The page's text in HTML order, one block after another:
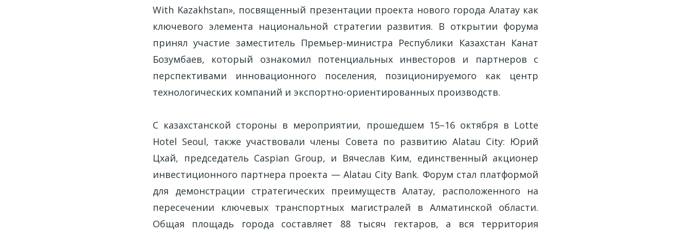
With Kazakhstan», посвященный презентации проекта нового города Алатау как
ключевого элемента национальной стратегии развития. В открытии форума
принял участие заместитель Премьер-министра Республики Казахстан Канат
Бозумбаев, который ознакомил потенциальных инвесторов и партнеров с
перспективами инновационного поселения, позиционируемого как центр
технологических компаний и экспортно-ориентированных производств.
С казахстанской стороны в мероприятии, прошедшем 15–16 октября в Lotte
Hotel Seoul, также участвовали члены Совета по развитию Alatau City: Юрий
Цхай, председатель Caspian Group, и Вячеслав Ким, единственный акционер
инвестиционного партнера проекта — Alatau City Bank. Форум стал платформой
для демонстрации стратегических преимуществ Алатау, расположенного на
пересечении ключевых транспортных магистралей в Алматинской области.
Общая площадь города составляет 88 тысяч гектаров, а вся территория